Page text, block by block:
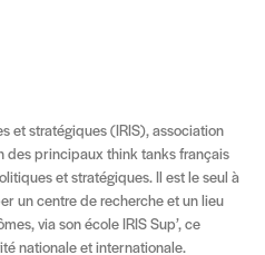
et stratégiques (IRIS), association
des principaux think tanks français
et stratégiques. Il est le seul à
un centre de recherche et un lieu
via son école IRIS Sup’, ce
nationale et internationale.